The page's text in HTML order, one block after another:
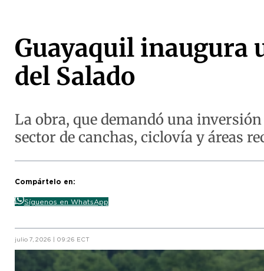
Guayaquil inaugura
del Salado
La obra, que demandó una
sector de canchas, ciclovía y áreas
Compártelo en:
Síguenos en WhatsApp
julio 7, 2026 | 09:26 ECT